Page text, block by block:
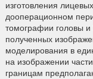
изготовления
дооперационном
томографии головы и
полученных
моделирования в
на изображении
границам